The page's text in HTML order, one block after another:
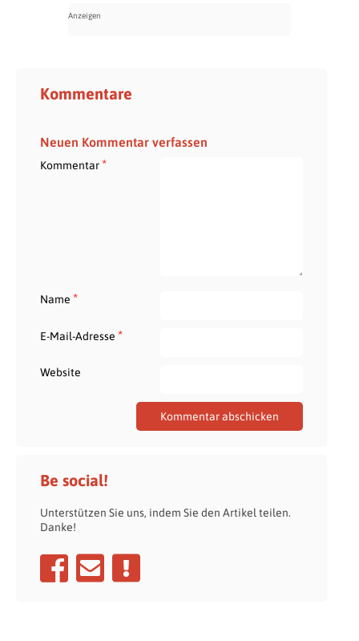
Kommentare
Neuen Kommentar verfassen
Kommentar*
Name *
E-Mail-Adresse *
Website
Be social!
Unterstützen Sie uns, indem Sie den Artikel teilen.
Danke!